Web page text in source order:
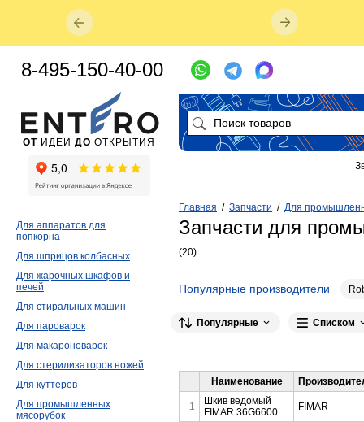
Главная / Запчасти / Для
Запчасти для
(20)
Популярные производители
Популярные Списком
Наименование
1
Шкив ведомый
FIMAR 36G6600
FIMAR
Для аппаратов для
попкорна
Для шприцов колбасных
Для жарочных шкафов и
печей
Для стиральных машин
Для пароварок
Для макароноварок
Для стерилизаторов ножей
Для куттеров
Для промышленных
мясорубок
ОТ ИДЕИ ДО ОТКРЫТИЯ
8-495-150-40-00